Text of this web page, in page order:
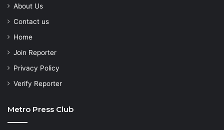
About Us
Contact us
Home
Join Reporter
Privacy Policy
Verify Reporter
Metro Press Club